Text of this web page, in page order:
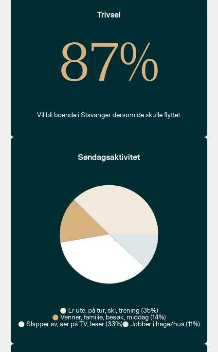
Trivsel
87%
Vil bli boende i Stavanger dersom de skulle flyttet.
Søndagsaktivitet
Er ute, på tur, ski, trening (35%)
Venner, familie, besøk, middag (14%)
Slapper av, ser på TV, leser (33%)
Jobber i hage/hus (11%)